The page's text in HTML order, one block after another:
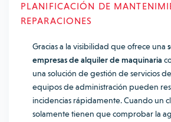
PLANIFICACIÓN DE
REPARACIONES
Gracias a la visibilidad que ofrece una
empresas de alquiler de maquinaria
una solución de gestión de servicios
equipos de administración pueden
incidencias rápidamente. Cuando un
solamente tienen que comprobar la